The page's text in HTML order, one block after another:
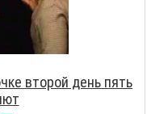
второй день пять